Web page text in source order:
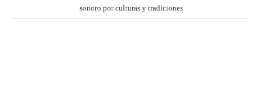
sonoro por culturas y tradiciones